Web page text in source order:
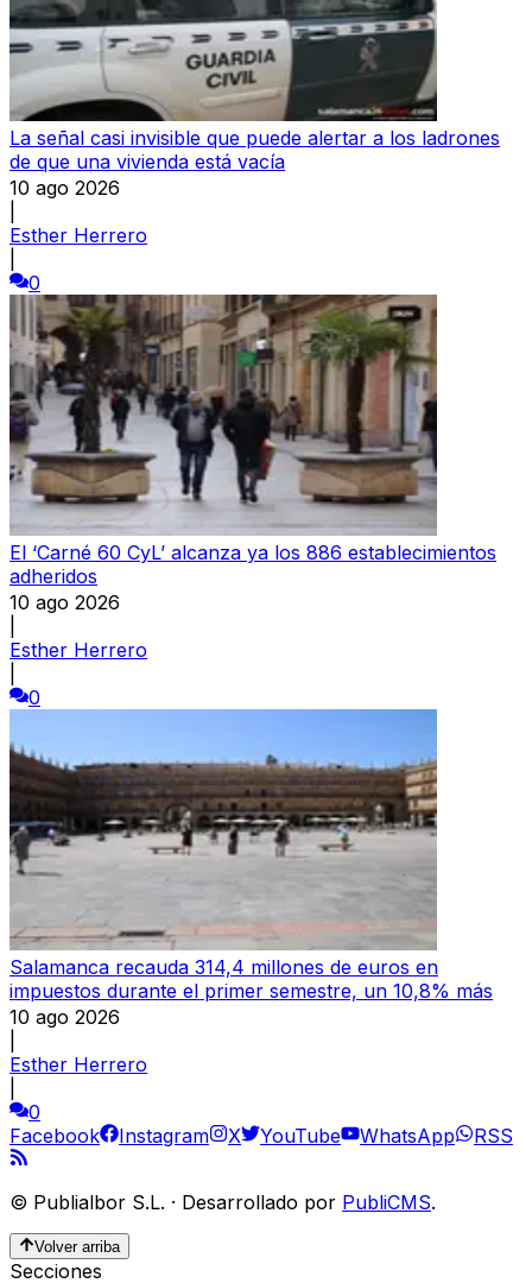
La señal casi invisible que puede alertar a los ladrones
de que una vivienda está vacía
10 ago 2026
Esther Herrero
0
El ‘Carné 60 CyL’ alcanza ya los 886 establecimientos
adheridos
10 ago 2026
Esther Herrero
0
Salamanca recauda 314,4 millones de euros en
impuestos durante el primer semestre, un 10,8% más
10 ago 2026
Esther Herrero
0
Facebook
Instagram X YouTube WhatsApp RSS
© Publialbor S.L. · Desarrollado por PubliCMS.
Volver arriba
Secciones